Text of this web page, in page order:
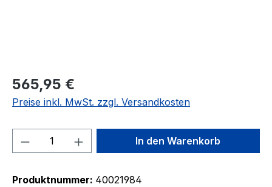
565,95 €
Preise inkl. MwSt. zzgl. Versandkosten
Produkt Anzahl: Gib denIn den Warenkorb
Produktnummer: 40021984